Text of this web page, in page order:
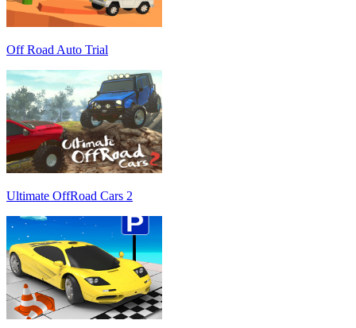
Off Road Auto Trial
Ultimate OffRoad Cars 2